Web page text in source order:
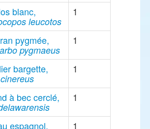
blanc,
leucotos
1
pygmée,
pygmaeus
1
bargette, 1
à bec cerclé, 1
espagnol, 1